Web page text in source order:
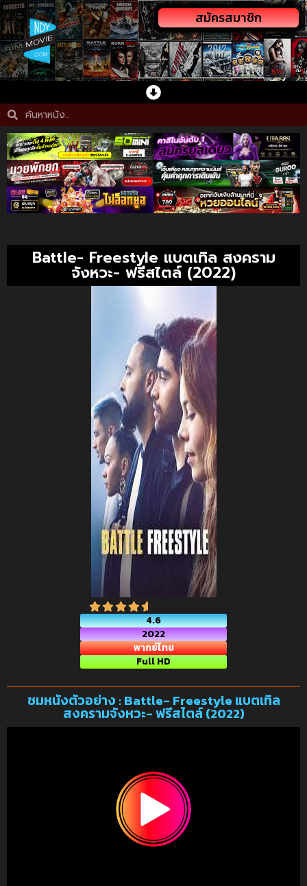
สมัครสมาชิก
Battle- Freestyle แบตเทิล สงคราม
จังหวะ- ฟรีสไตล์ (2022)
4.6
2022
พากย์ไทย
Full HD
ชมหนังตัวอย่าง : Battle- Freestyle แบตเทิล
สงครามจังหวะ- ฟรีสไตล์ (2022)